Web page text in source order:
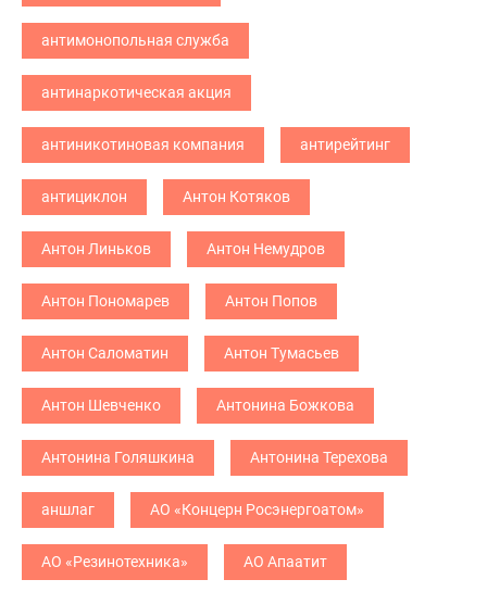
антимонопольная служба
антинаркотическая акция
антиникотиновая компания антирейтинг
антициклон Антон Котяков
Антон Линьков Антон Немудров
Антон Пономарев Антон Попов
Антон Саломатин Антон Тумасьев
Антон Шевченко Антонина Божкова
Антонина Голяшкина Антонина Терехова
аншлаг АО «Концерн Росэнергоатом»
АО «Резинотехника» АО Апаатит